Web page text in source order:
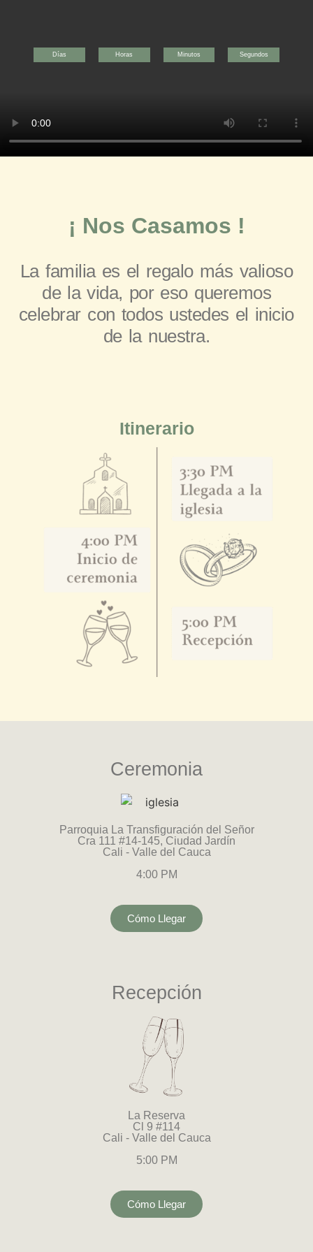
Días Horas Minutos Segundos
¡ Nos Casamos !
La familia es el regalo más valioso
de la vida, por eso queremos
celebrar con todos ustedes el inicio
de la nuestra.
Itinerario
Ceremonia
Parroquia La Transfiguración del Señor
Cra 111 #14-145, Ciudad Jardín
Cali - Valle del Cauca
4:00 PM
Cómo Llegar
Recepción
La Reserva
Cl 9 #114
Cali - Valle del Cauca
5:00 PM
Cómo Llegar